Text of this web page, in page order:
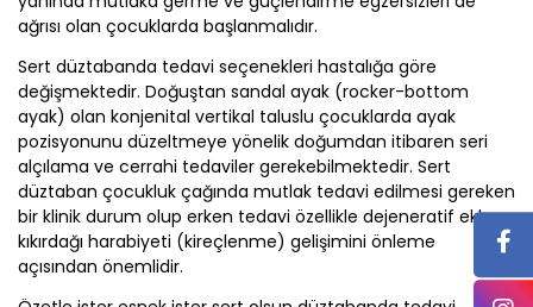
ağrısı olan çocuklarda başlanmalıdır.
Sert düztabanda tedavi seçenekleri hastalığa göre
değişmektedir. Doğuştan sandal ayak (rocker-bottom
ayak) olan konjenital vertikal taluslu çocuklarda ayak
pozisyonunu düzeltmeye yönelik doğumdan itibaren seri
alçılama ve cerrahi tedaviler gerekebilmektedir. Sert
düztaban çocukluk çağında mutlak tedavi edilmesi gereken
bir klinik durum olup erken tedavi özellikle dejeneratif eklem
kıkırdağı harabiyeti (kireçlenme) gelişimini önleme
açısından önemlidir.